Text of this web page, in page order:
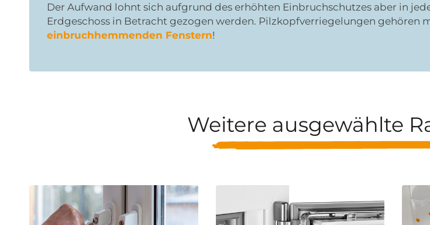
Der Aufwand lohnt sich aufgrund des erhöhten Einbruchschutzes aber in
Erdgeschoss in Betracht gezogen werden. Pilzkopfverriegelungen gehören
einbruchhemmenden Fenstern!
Weitere ausgewählte